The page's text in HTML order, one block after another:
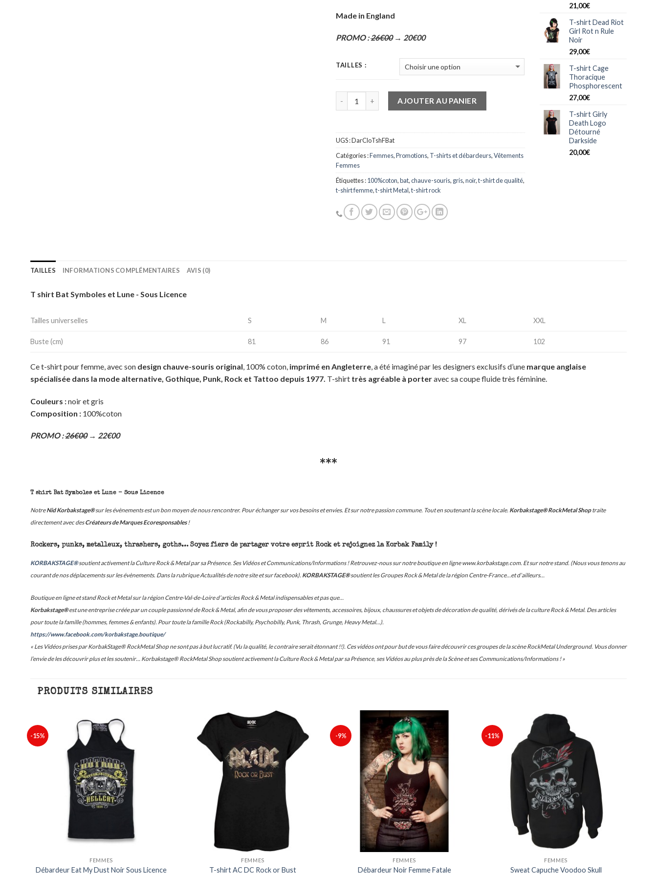
Made in England
PROMO :26€00→ 20€00
TAILLES :
AJOUTER AU PANIER
UGS :DarCloTshFBat
Catégories :Femmes,Promotions, T-shirts et débardeurs,Vêtements
Femmes
Étiquettes :100%coton,bat,chauve-souris, gris,noir,t-shirt de qualité,
t-shirt femme,t-shirt Metal,t-shirt rock
21,00€
T-shirt Dead Riot
Girl Rot n Rule
Noir
29,00€
T-shirt Cage
Thoracique
Phosphorescent
27,00€
T-shirt Girly
Death Logo
Détourné
Darkside
20,00€
TAILLES INFORMATIONS COMPLÉMENTAIRES AVIS (0)
T shirt Bat Symboles et Lune - Sous Licence
Tailles universelles S M L XL XXL
Buste (cm) 81 86 91 97 102
Ce t-shirt pour femme, avec son design chauve-souris original , 100% coton, imprimé en Angleterre , a été imaginé par les designers exclusifs d’une marque anglaise
spécialisée dans la mode alternative, Gothique, Punk, Rock et Tattoo depuis 1977. T-shirt très agréable à porteravec sa coupe fluide très féminine.
Couleurs :noir et gris
Composition : 100%coton
PROMO :26€00→ 22€00
***
T shirt Bat Symboles et Lune - Sous Licence
NotreNid Korbakstage®sur les évènements est un bon moyen de nous rencontrer. Pour échanger sur vos besoins et envies. Et sur notre passion commune. Tout en soutenant la scène locale. Korbakstage® RockMetal Shoptraite
directement avec desCréateurs de Marques Ecoresponsables!
Rockers, punks, metalleux, thrashers, goths… Soyez fiers de partager votre esprit Rock et rejoignez la Korbak Family !
KORBAKSTAGE®soutient activement la Culture Rock & Metal par sa Présence. Ses Vidéos et Communications/Informations ! Retrouvez-nous sur notre boutique en ligne www.korbakstage.com. Et sur notre stand. (Nous vous tenons au
courant de nos déplacements sur les évènements. Dans la rubrique Actualités de notre site et sur facebook). KORBAKSTAGE®soutient les Groupes Rock & Metal de la région Centre-France…et d’ailleurs…
Boutique en ligne et stand Rock et Metal sur la région Centre-Val-de-Loire d’articles Rock & Metal indispensables et pas que…
Korbakstage®est une entreprise créée par un couple passionné de Rock & Metal, afin de vous proposer des vêtements, accessoires, bijoux, chaussures et objets de décoration de qualité, dérivés de la culture Rock & Metal. Des articles
pour toute la famille (hommes, femmes & enfants). Pour toute la famille Rock (Rockabilly, Psychobilly, Punk, Thrash, Grunge, Heavy Metal…).
https://www.facebook.com/korbakstage.boutique/
« Les Vidéos prises par KorbakStage® RockMetal Shop ne sont pas à but lucratif. (Vu la qualité, le contraire serait étonnant !!). Ces vidéos ont pour but de vous faire découvrir ces groupes de la scène RockMetal Underground. Vous donner
l’envie de les découvrir plus et les soutenir… Korbakstage® RockMetal Shop soutient activement la Culture Rock & Metal par sa Présence, ses Vidéos au plus près de la Scène et ses Communications/Informations ! »
PRODUITS SIMILAIRES
-15%
FEMMES
Débardeur Eat My Dust Noir Sous Licence
Ajouter
à ma
FEMMES
T-shirt AC DC Rock or Bust
-9%
FEMMES
Débardeur Noir Femme Fatale
-11%
FEMMES
Sweat Capuche Voodoo Skull